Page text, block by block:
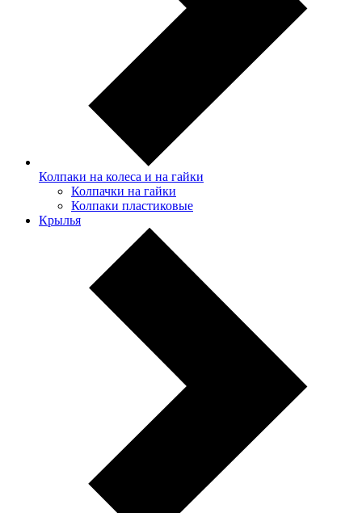
Колпаки на колеса и на гайки
Колпачки на гайки
Колпаки пластиковые
Крылья